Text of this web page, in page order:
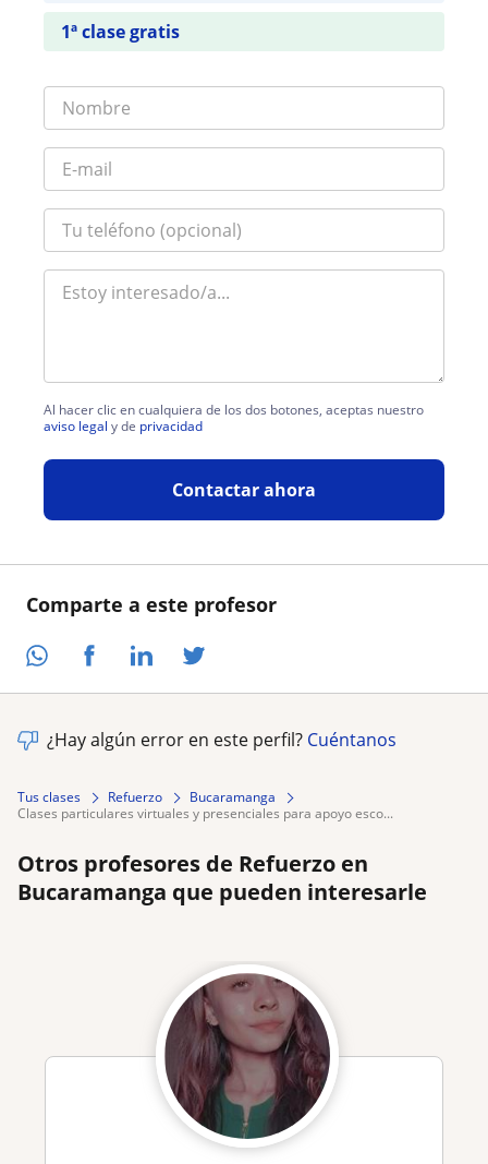
Comparte a este profesor
1ª clase gratis
Al hacer clic en cualquiera de los dos botones, aceptas nuestro
aviso legal y de privacidad
Contactar ahora
¿Hay algún error en este perfil? Cuéntanos
Tus clases Refuerzo
Bucaramanga
clases particulares virtuales y presenciales para apoyo esco...
Otros profesores de Refuerzo en
Bucaramanga que pueden interesarle